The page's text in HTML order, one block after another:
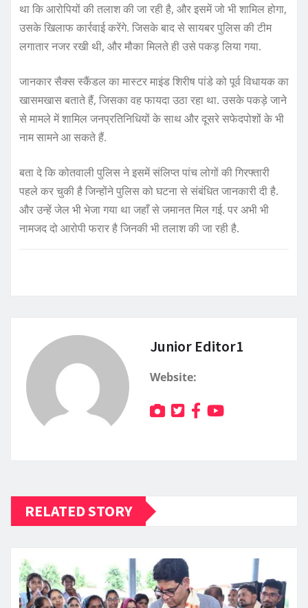
था कि आरोपियों की तलाश की जा रही है, और इसमें जो भी शामिल होगा,
उसके खिलाफ कार्रवाई करेंगे. जिसके बाद से सायबर पुलिस की टीम
लगातार नजर रखी थी, और मौका मिलते ही उसे पकड़ लिया गया.
जानकार सैक्स स्कैंडल का मास्टर माइंड शिरीष पांडे को पूर्व विधायक का
खासमखास बताते हैं, जिसका वह फायदा उठा रहा था. उसके पकड़े जाने
से मामले में शामिल जनप्रतिनिधियों के साथ और दूसरे सफेदपोशों के भी
नाम सामने आ सकते हैं.
बता दे कि कोतवाली पुलिस ने इसमें संलिप्त पांच लोगों की गिरफ्तारी
पहले कर चुकी है जिन्होंने पुलिस को घटना से संबंधित जानकारी दी है.
और उन्हें जेल भी भेजा गया था जहाँ से जमानत मिल गई. पर अभी भी
नामजद दो आरोपी फरार है जिनकी भी तलाश की जा रही है.
Junior Editor1
Website:
RELATED STORY